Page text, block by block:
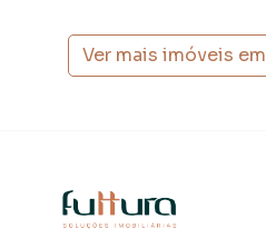
Ver mais imóveis em